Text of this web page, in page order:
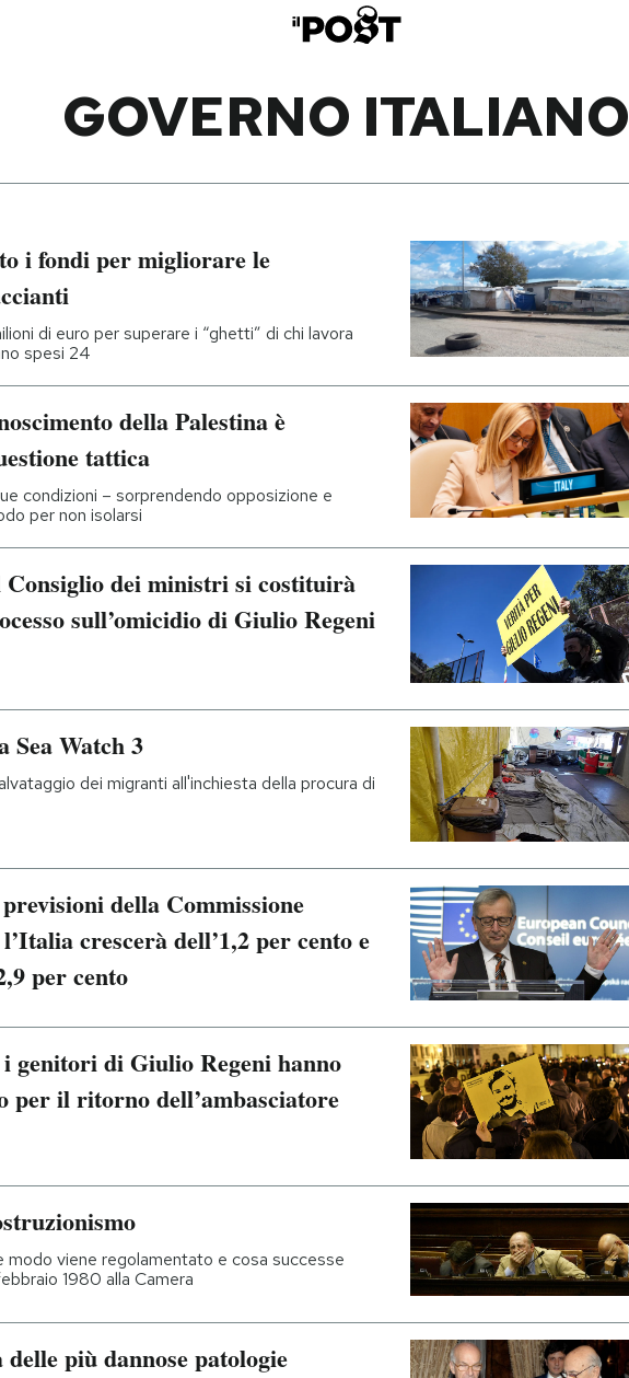
GOVERNO ITALIANO
i fondi per migliorare le
di euro per superare i “ghetti” di chi lavora
spesi 24
della Palestina è
tattica
condizioni – sorprendendo opposizione e
per non isolarsi
Consiglio dei ministri si costituirà
sull’omicidio di Giulio Regeni
Sea Watch 3
dei migranti all'inchiesta della procura di
della Commissione
crescerà dell’1,2 per cento e
per cento
genitori di Giulio Regeni hanno
per il ritorno dell’ambasciatore
modo viene regolamentato e cosa successe
1980 alla Camera
più dannose patologie